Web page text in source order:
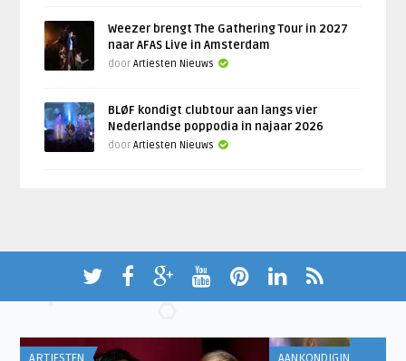
Weezer brengt The Gathering Tour in 2027
naar AFAS Live in Amsterdam
doorArtiesten Nieuws
BLØF kondigt clubtour aan langs vier
Nederlandse poppodia in najaar 2026
doorArtiesten Nieuws